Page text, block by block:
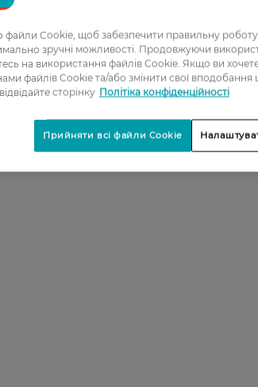
1
2
3
5
Cookie, щоб забезпечити правильну
зручні можливості. Продовжуючи
на використання файлів Cookie. Якщо ви
файлів Cookie та/або змінити свої
сторінку Політіка конфіденційності
Прийняти всі файли Cookie